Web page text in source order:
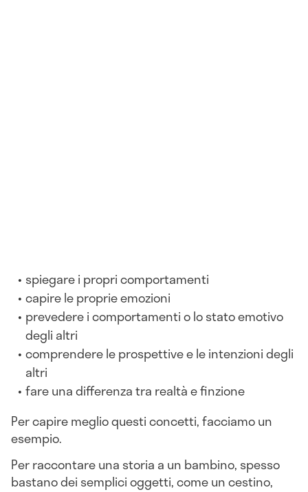
spiegare i propri comportamenti
capire le proprie emozioni
prevedere i comportamenti o lo stato emotivo
degli altri
comprendere le prospettive e le intenzioni degli
altri
fare una differenza tra realtà e finzione
Per capire meglio questi concetti, facciamo un
esempio.
Per raccontare una storia a un bambino, spesso
bastano dei semplici oggetti, come un cestino,